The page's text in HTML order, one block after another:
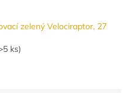
zelený Velociraptor, 27
ks)